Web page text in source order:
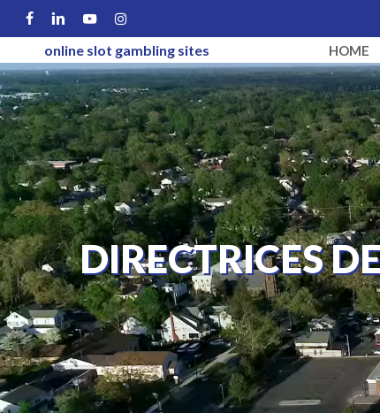
Skip
to
main
content
FACEBOOK
LINKEDINYOUTUBEINSTAGRAM
online slot gambling sites HOME
DIRECTRICES